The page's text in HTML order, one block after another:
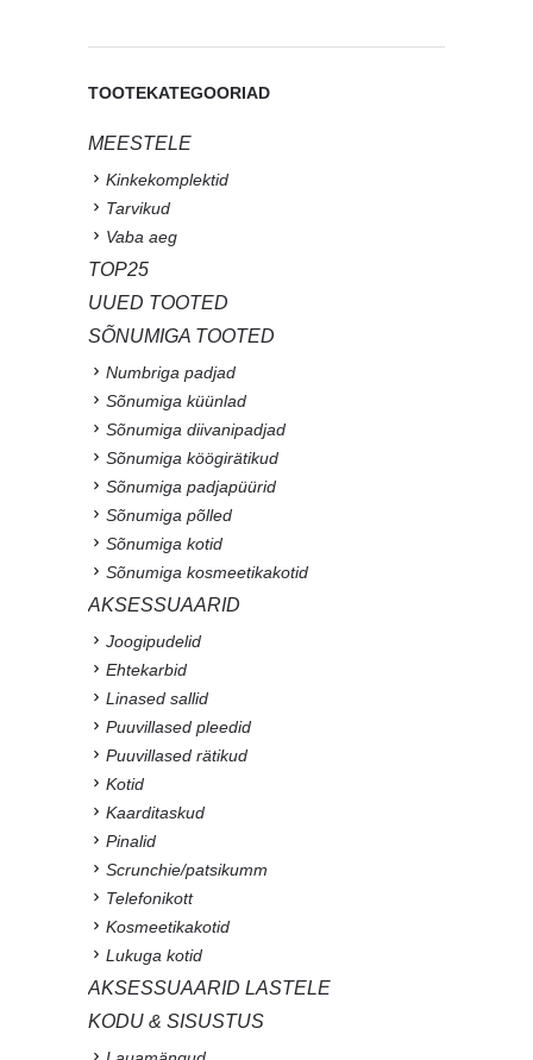
TOOTEKATEGOORIAD
MEESTELE
Kinkekomplektid
Tarvikud
Vaba aeg
TOP25
UUED TOOTED
SÕNUMIGA TOOTED
Numbriga padjad
Sõnumiga küünlad
Sõnumiga diivanipadjad
Sõnumiga köögirätikud
Sõnumiga padjapüürid
Sõnumiga põlled
Sõnumiga kotid
Sõnumiga kosmeetikakotid
AKSESSUAARID
Joogipudelid
Ehtekarbid
Linased sallid
Puuvillased pleedid
Puuvillased rätikud
Kotid
Kaarditaskud
Pinalid
Scrunchie/patsikumm
Telefonikott
Kosmeetikakotid
Lukuga kotid
AKSESSUAARID LASTELE
KODU & SISUSTUS